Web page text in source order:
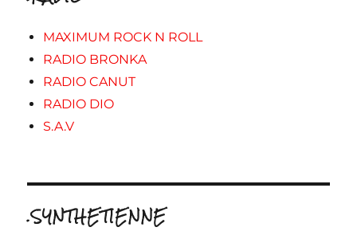
MAXIMUM ROCK N ROLL
RADIO BRONKA
RADIO CANUT
RADIO DIO
S.A.V
.SYNTHETIENNE